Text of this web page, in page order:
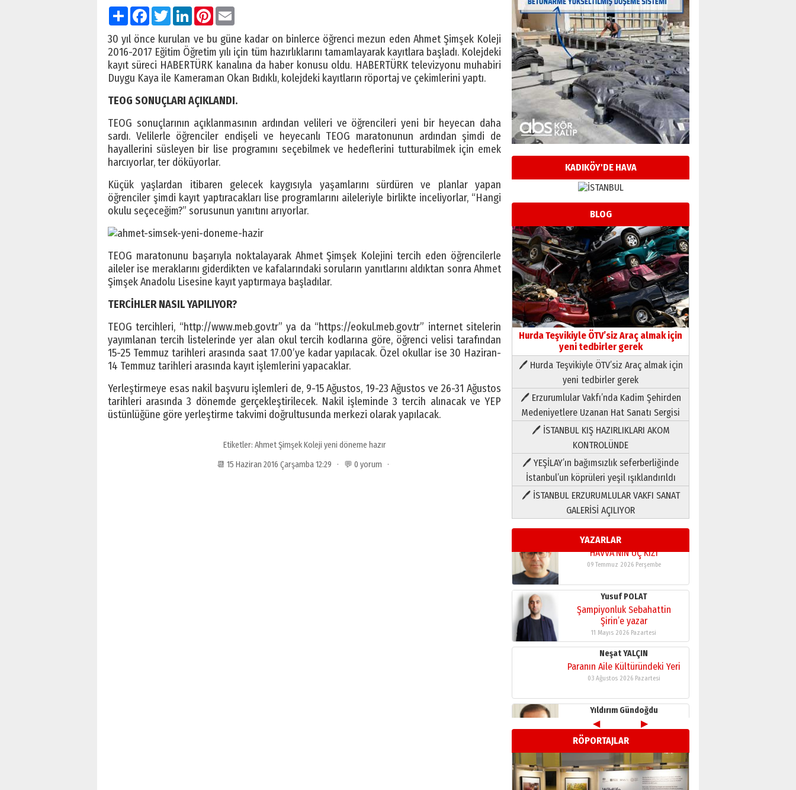
PaylaşFacebook
TwitterLinkedInPinterest
30 yıl önce kurulan ve bu güne kadar on binlerce öğrenci mezun eden Ahmet Şimşek Koleji
2016-2017 Eğitim Öğretim yılı için tüm hazırlıklarını tamamlayarak kayıtlara başladı. Kolejdeki
kayıt süreci HABERTÜRK kanalına da haber konusu oldu. HABERTÜRK televizyonu muhabiri
Duygu Kaya ile Kameraman Okan Bıdıklı, kolejdeki kayıtların röportaj ve çekimlerini yaptı.
TEOG SONUÇLARI AÇIKLANDI.
TEOG sonuçlarının açıklanmasının ardından velileri ve öğrencileri yeni bir heyecan daha
sardı. Velilerle öğrenciler endişeli ve heyecanlı TEOG maratonunun ardından şimdi de
hayallerini süsleyen bir lise programını seçebilmek ve hedeflerini tutturabilmek için emek
harcıyorlar, ter döküyorlar.
Küçük yaşlardan itibaren gelecek kaygısıyla yaşamlarını sürdüren ve planlar yapan
öğrenciler şimdi kayıt yaptıracakları lise programlarını aileleriyle birlikte inceliyorlar, “Hangi
okulu seçeceğim?” sorusunun yanıtını arıyorlar.
TEOG maratonunu başarıyla noktalayarak Ahmet Şimşek Kolejini tercih eden öğrencilerle
aileler ise meraklarını giderdikten ve kafalarındaki soruların yanıtlarını aldıktan sonra Ahmet
Şimşek Anadolu Lisesine kayıt yaptırmaya başladılar.
TERCİHLER NASIL YAPILIYOR?
TEOG tercihleri, “http://www.meb.gov.tr” ya da “https://e­okul.meb.gov.tr” internet sitelerin
yayımlanan tercih listelerinde yer alan okul tercih kodlarına göre, öğrenci velisi tarafından
15-25 Temmuz tarihleri arasında saat 17.00’ye kadar yapılacak. Özel okullar ise 30 Haziran-
14 Temmuz tarihleri arasında kayıt işlemlerini yapacaklar.
Yerleştirmeye esas nakil başvuru işlemleri de, 9-15 Ağustos, 19-23 Ağustos ve 26-31 Ağustos
tarihleri arasında 3 dönemde gerçekleştirilecek. Nakil işleminde 3 tercih alınacak ve YEP
üstünlüğüne göre yerleştirme takvimi doğrultusunda merkezi olarak yapılacak.
Etiketler: Ahmet Şimşek Koleji yeni döneme hazır
📆 15 Haziran 2016 Çarşamba 12:29 · 💬 0 yorum ·
KADIKÖY'DE HAVA
BLOG
Hurda Teşvikiyle ÖTV’siz Araç almak için
yeni tedbirler gerek
🖊 Hurda Teşvikiyle ÖTV’siz Araç almak için
yeni tedbirler gerek
🖊 Erzurumlular Vakfı’nda Kadim Şehirden
Medeniyetlere Uzanan Hat Sanatı Sergisi
🖊 İSTANBUL KIŞ HAZIRLIKLARI AKOM
KONTROLÜNDE
🖊 YEŞİLAY’ın bağımsızlık seferberliğinde
İstanbul’un köprüleri yeşil ışıklandırıldı
🖊 İSTANBUL ERZURUMLULAR VAKFI SANAT
GALERİSİ AÇILIYOR
YAZARLAR
Neşat YALÇIN
Paranın Aile Kültüründeki Yeri
03 Ağustos 2026 Pazartesi
Yıldırım Gündoğdu
HAVVA’NIN ÜÇ KIZI
09 Temmuz 2026 Perşembe
Yusuf POLAT
Şampiyonluk Sebahattin
Şirin’e yazar
11 Mayıs 2026 Pazartesi
Neşat YALÇIN
Paranın Aile Kültüründeki Yeri
03 Ağustos 2026 Pazartesi
Yıldırım Gündoğdu
HAVVA’NIN ÜÇ KIZI
09 Temmuz 2026 Perşembe
Yusuf POLAT
Şampiyonluk Sebahattin
Şirin’e yazar
11 Mayıs 2026 Pazartesi
Neşat YALÇIN
Paranın Aile Kültüründeki Yeri
03 Ağustos 2026 Pazartesi
Yıldırım Gündoğdu
◀
▶
RÖPORTAJLAR